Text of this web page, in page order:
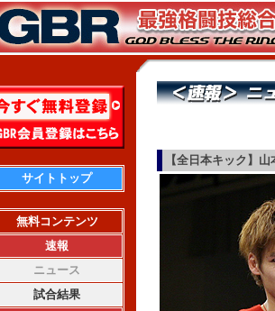
サイトトップ
無料コンテンツ
速報
ニュース
試合結果
【全日本キック】